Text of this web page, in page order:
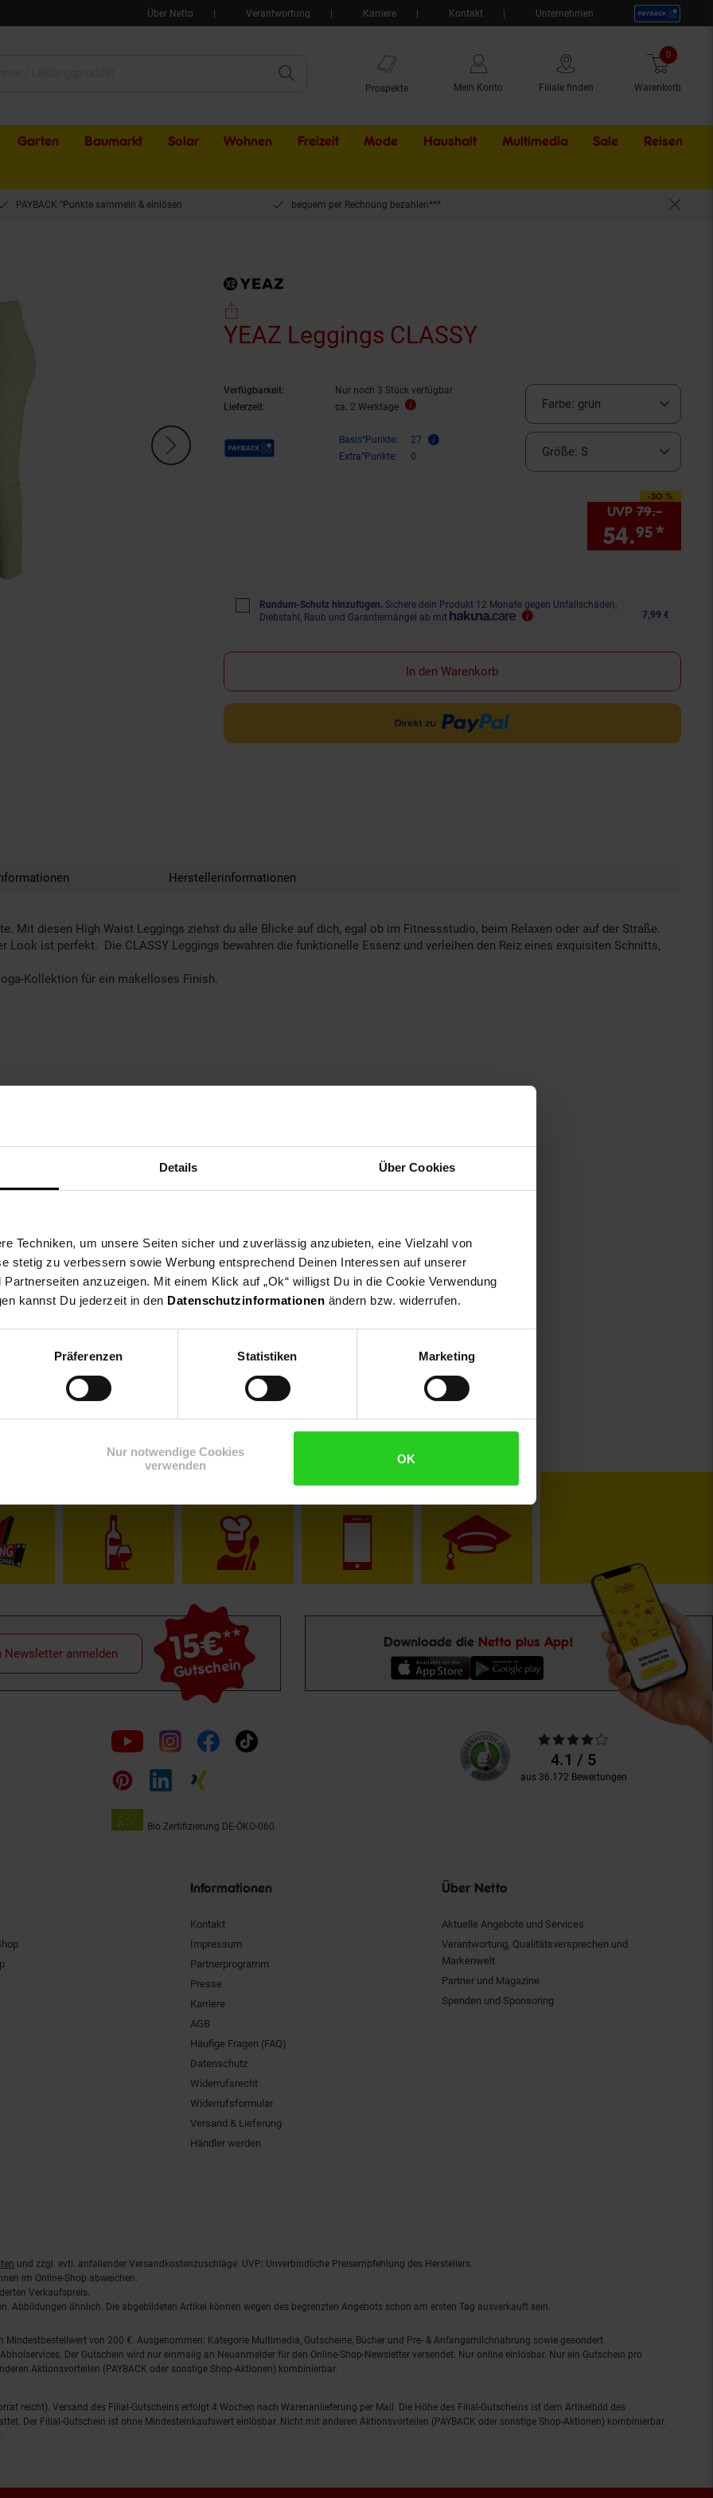
Details Über Cookies
Techniken, um unsere Seiten sicher und zuverlässig anzubieten, eine Vielzahl von
stetig zu verbessern sowie Werbung entsprechend Deinen Interessen auf unserer
anzuzeigen. Mit einem Klick auf „Ok“ willigst Du in die Cookie Verwendung
kannst Du jederzeit in den Datenschutzinformationen ändern bzw. widerrufen.
Präferenzen Statistiken Marketing
Nur notwendige Cookies
verwenden
OK
Über Netto Verantwortung Karriere Kontakt Unternehmen
Prospekte Mein Konto Filiale finden Warenkorb
0 Artikel
Garten Baumarkt Solar Wohnen Freizeit Mode Haushalt Multimedia Sale Externer
Reisen
PAYBACK °Punkte sammeln & einlösen bequem per Rechnung bezahlen***
YEAZ Leggings CLASSY
Verfügbarkeit:
Nur noch 3 Stück verfügbar
Lieferzeit:
ca. 2 Werktage
Payback Punkte Basis°Punkte:
27
Extra°Punkte:
0
Farbe: grün
Größe: S
-30 %
Sie Sparen 30 Prozent,
UVP79.–UVP :
54.95 *
Rundum-Schutz hinzufügen. Sichere dein Produkt 12 Monate gegen Unfallschäden,
Diebstahl, Raub und Garantiemängel ab mit
7,99 €
In den Warenkorb
Herstellerinformationen
Mit diesen High Waist Leggings ziehst du alle Blicke auf dich, egal ob im Fitnessstudio, beim Relaxen oder auf der Straße.
Look ist perfekt. Die CLASSY Leggings bewahren die funktionelle Essenz und verleihen den Reiz eines exquisiten Schnitts,
Kollektion für ein makelloses Finish.
NettoKOM Karriere
15€**
Gutschein
Newsletter anmelden
Downloade die Netto plus App!
Folge
uns
auf
Bio Zertifizierung DE-ÖKO-060
Unsere
Kundenbewertungen
Durchschnittliche
Bewertungen4.1 / 5
aus 36.172 Bewertungen
Informationen
Kontakt
Impressum
Partnerprogramm
Presse
Karriere
AGB
Häufige Fragen (FAQ)
Datenschutz
Widerrufsrecht
Widerrufsformular
Versand & Lieferung
Händler werden
Über Netto
Aktuelle Angebote und Services
Verantwortung, Qualitätsversprechen und
Markenwelt
Partner und Magazine
Spenden und Sponsoring
und zzgl. evtl. anfallender Versandkostenzuschläge. UVP: Unverbindliche Preisempfehlung des Herstellers.
im Online-Shop abweichen.
Verkaufspreis.
Abbildungen ähnlich. Die abgebildeten Artikel können wegen des begrenzten Angebots schon am ersten Tag ausverkauft sein.
von 200 €. Ausgenommen: Kategorie Multimedia, Gutscheine, Bücher und Pre- & Anfangsmilchnahrung sowie gesondert
Der Gutschein wird nur einmalig an Neuanmelder für den Online-Shop-Newsletter versendet. Nur online einlösbar. Nur ein Gutschein pro
Aktionsvorteilen (PAYBACK oder sonstige Shop-Aktionen) kombinierbar.
reicht). Versand des Filial-Gutscheins erfolgt 4 Wochen nach Warenanlieferung per Mail. Die Höhe des Filial-Gutscheins ist dem Artikelbild des
Der Filial-Gutschein ist ohne Mindesteinkaufswert einlösbar. Nicht mit anderen Aktionsvorteilen (PAYBACK oder sonstige Shop-Aktionen) kombinierbar.